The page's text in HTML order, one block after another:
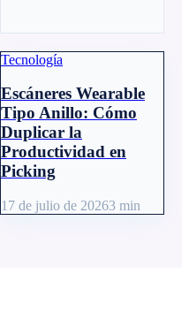
Tecnología
Escáneres Wearable
Tipo Anillo: Cómo
Duplicar la
Productividad en
Picking
17 de julio de 20263 min